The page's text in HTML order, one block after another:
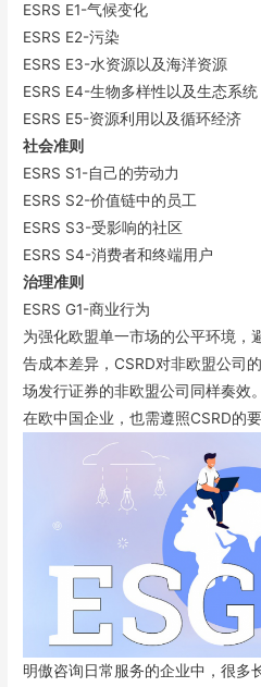
ESRS E1-气候变化
ESRS E2-污染
ESRS E3-水资源以及海洋资源
ESRS E4-生物多样性以及生态系统
ESRS E5-资源利用以及循环经济
社会准则
ESRS S1-自己的劳动力
ESRS S2-价值链中的员工
ESRS S3-受影响的社区
ESRS S4-消费者和终端用户
治理准则
ESRS G1-商业行为
为强化欧盟单一市场的公平环境，
告成本差异，CSRD对非欧盟公司
场发行证券的非欧盟公司同样奏效
在欧中国企业，也需遵照CSRD的
明傲咨询日常服务的企业中，很多